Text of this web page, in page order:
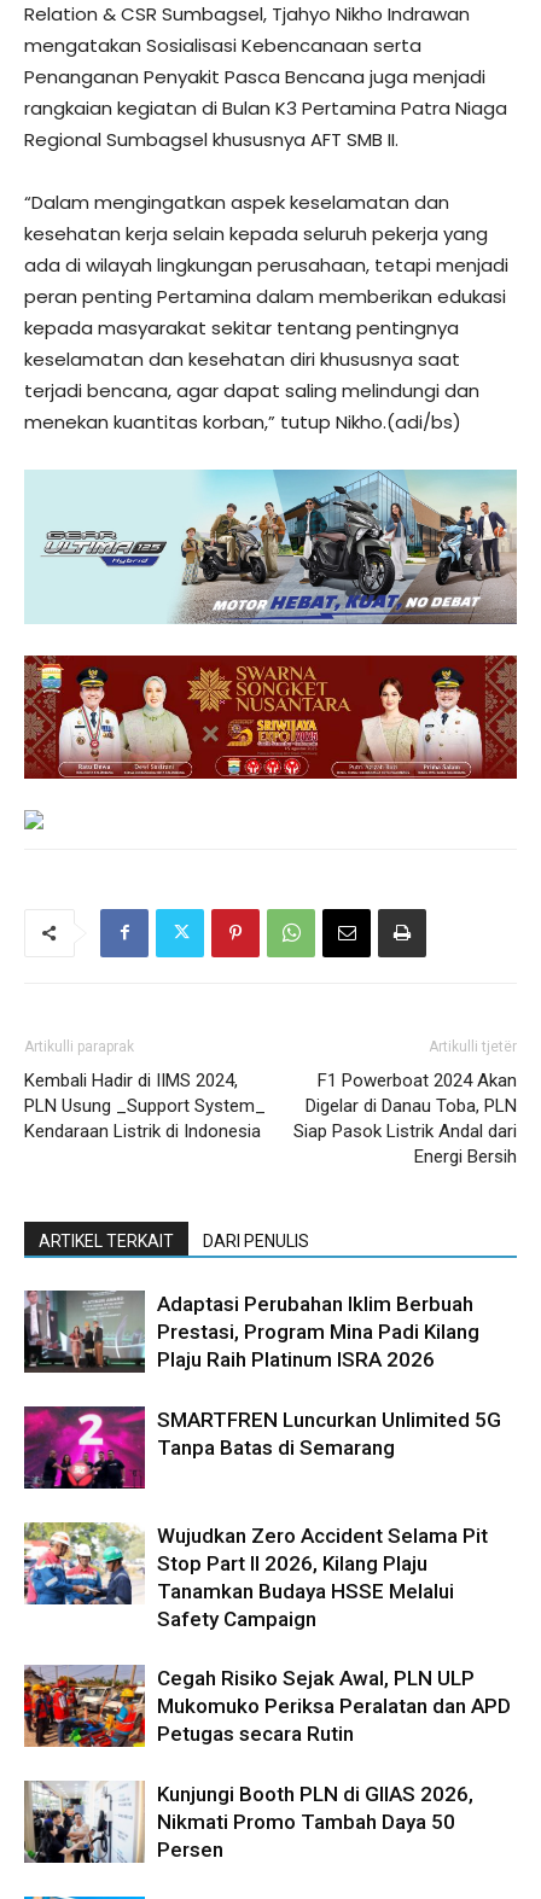
Relation & CSR Sumbagsel, Tjahyo Nikho Indrawan
mengatakan Sosialisasi Kebencanaan serta
Penanganan Penyakit Pasca Bencana juga menjadi
rangkaian kegiatan di Bulan K3 Pertamina Patra Niaga
Regional Sumbagsel khususnya AFT SMB II.
“Dalam mengingatkan aspek keselamatan dan
kesehatan kerja selain kepada seluruh pekerja yang
ada di wilayah lingkungan perusahaan, tetapi menjadi
peran penting Pertamina dalam memberikan edukasi
kepada masyarakat sekitar tentang pentingnya
keselamatan dan kesehatan diri khususnya saat
terjadi bencana, agar dapat saling melindungi dan
menekan kuantitas korban,” tutup Nikho.(adi/bs)
Artikulli paraprak
Kembali Hadir di IIMS 2024,
PLN Usung _Support System_
Kendaraan Listrik di Indonesia
Artikulli tjetër
F1 Powerboat 2024 Akan
Digelar di Danau Toba, PLN
Siap Pasok Listrik Andal dari
Energi Bersih
ARTIKEL TERKAIT DARI PENULIS
Adaptasi Perubahan Iklim Berbuah
Prestasi, Program Mina Padi Kilang
Plaju Raih Platinum ISRA 2026
SMARTFREN Luncurkan Unlimited 5G
Tanpa Batas di Semarang
Wujudkan Zero Accident Selama Pit
Stop Part II 2026, Kilang Plaju
Tanamkan Budaya HSSE Melalui
Safety Campaign
Cegah Risiko Sejak Awal, PLN ULP
Mukomuko Periksa Peralatan dan APD
Petugas secara Rutin
Kunjungi Booth PLN di GIIAS 2026,
Nikmati Promo Tambah Daya 50
Persen